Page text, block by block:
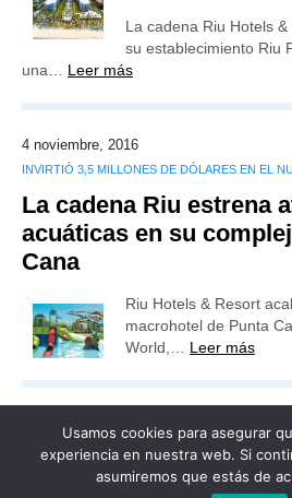
La cadena Riu Hotels
su establecimiento Riu
una… Leer más
4 noviembre, 2016
INVIRTIÓ 3,5 MILLONES DE DÓLARES EN EL
La cadena Riu estrena
acuáticas en su
Cana
Riu Hotels & Resort
macrohotel de Punta
World,… Leer más
Usamos cookies para asegurar
experiencia en nuestra web. Si
asumiremos que estás de
Publicidad